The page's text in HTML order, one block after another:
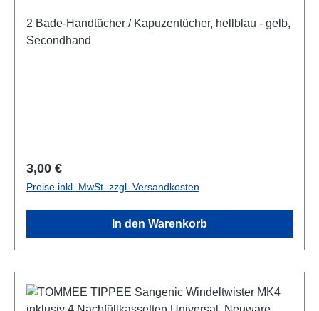
2 Bade-Handtücher / Kapuzentücher, hellblau - gelb,
Secondhand
Regulärer Preis:
3,00 €
Preise inkl. MwSt. zzgl. Versandkosten
In den Warenkorb